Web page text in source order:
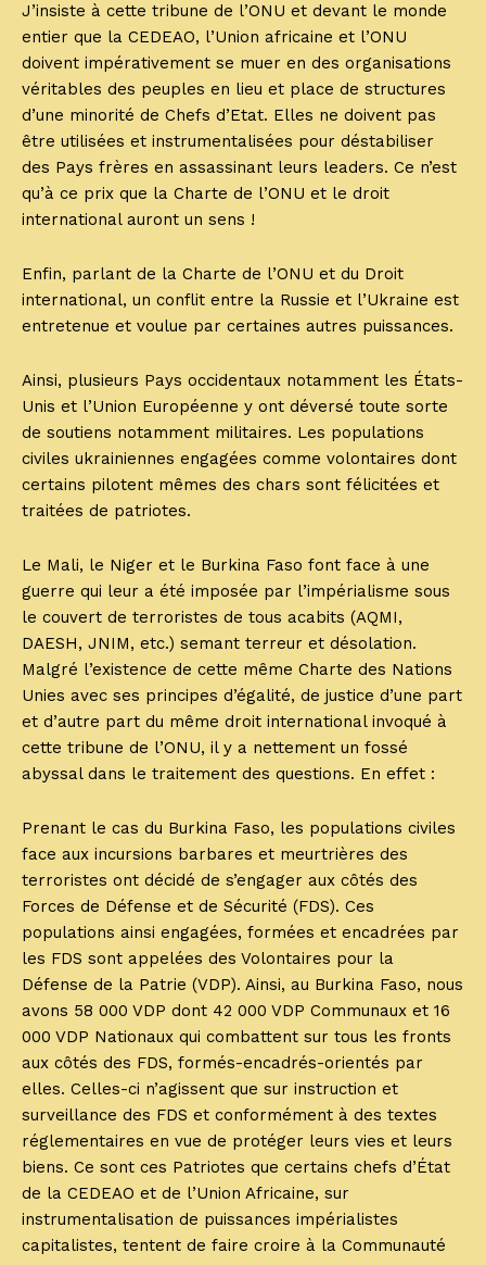
J’insiste à cette tribune de l’ONU et devant le monde
entier que la CEDEAO, l’Union africaine et l’ONU
doivent impérativement se muer en des organisations
véritables des peuples en lieu et place de structures
d’une minorité de Chefs d’Etat. Elles ne doivent pas
être utilisées et instrumentalisées pour déstabiliser
des Pays frères en assassinant leurs leaders. Ce n’est
qu’à ce prix que la Charte de l’ONU et le droit
international auront un sens !
Enfin, parlant de la Charte de l’ONU et du Droit
international, un conflit entre la Russie et l’Ukraine est
entretenue et voulue par certaines autres puissances.
Ainsi, plusieurs Pays occidentaux notamment les États-
Unis et l’Union Européenne y ont déversé toute sorte
de soutiens notamment militaires. Les populations
civiles ukrainiennes engagées comme volontaires dont
certains pilotent mêmes des chars sont félicitées et
traitées de patriotes.
Le Mali, le Niger et le Burkina Faso font face à une
guerre qui leur a été imposée par l’impérialisme sous
le couvert de terroristes de tous acabits (AQMI,
DAESH, JNIM, etc.) semant terreur et désolation.
Malgré l’existence de cette même Charte des Nations
Unies avec ses principes d’égalité, de justice d’une part
et d’autre part du même droit international invoqué à
cette tribune de l’ONU, il y a nettement un fossé
abyssal dans le traitement des questions. En effet :
Prenant le cas du Burkina Faso, les populations civiles
face aux incursions barbares et meurtrières des
terroristes ont décidé de s’engager aux côtés des
Forces de Défense et de Sécurité (FDS). Ces
populations ainsi engagées, formées et encadrées par
les FDS sont appelées des Volontaires pour la
Défense de la Patrie (VDP). Ainsi, au Burkina Faso, nous
avons 58 000 VDP dont 42 000 VDP Communaux et 16
000 VDP Nationaux qui combattent sur tous les fronts
aux côtés des FDS, formés-encadrés-orientés par
elles. Celles-ci n’agissent que sur instruction et
surveillance des FDS et conformément à des textes
réglementaires en vue de protéger leurs vies et leurs
biens. Ce sont ces Patriotes que certains chefs d’État
de la CEDEAO et de l’Union Africaine, sur
instrumentalisation de puissances impérialistes
capitalistes, tentent de faire croire à la Communauté